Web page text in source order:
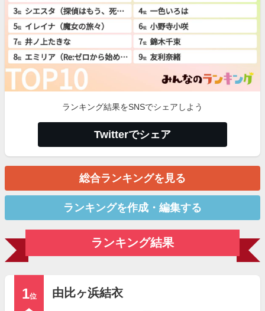
ランキング結果をSNSでシェアしよう
Twitterでシェア
総合ランキングを見る
ランキングを作成・編集する
ランキング結果
1位 由比ヶ浜結衣